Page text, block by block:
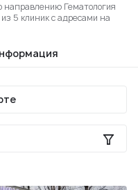
направлению Гематология
5 клиник с адресами на